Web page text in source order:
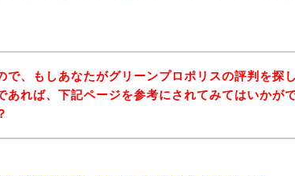
で、もしあなたがグリーンプロポリスの評判を探
あれば、下記ページを参考にされてみてはいかが